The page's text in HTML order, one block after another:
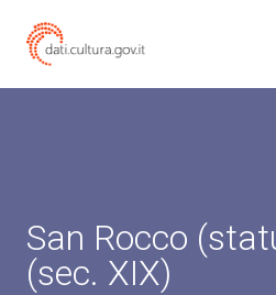
San Rocco
(sec. XIX)